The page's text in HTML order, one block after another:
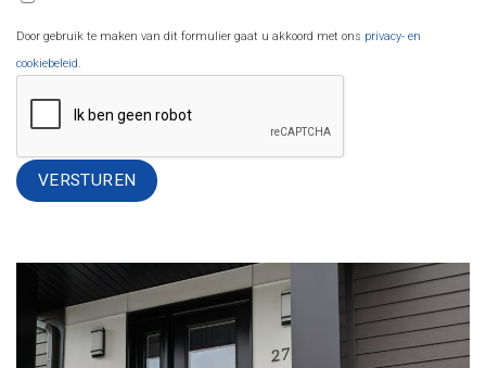
Door gebruik te maken van dit formulier gaat u akkoord met ons privacy- en
cookiebeleid.